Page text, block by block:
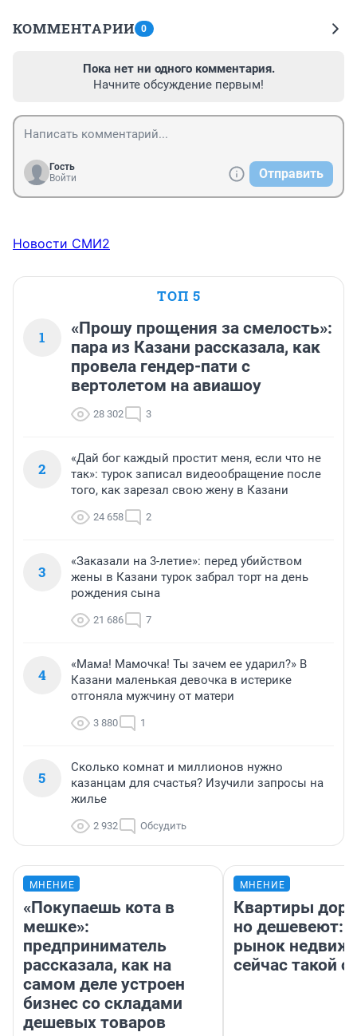
КОММЕНТАРИИ 0
Пока нет ни одного комментария.
Начните обсуждение первым!
Гость
Войти
Отправить
Новости СМИ2
ТОП 5
1
«Прошу прощения за смелость»:
пара из Казани рассказала, как
провела гендер-пати с
вертолетом на авиашоу
28 302 3
2
«Дай бог каждый простит меня, если что не
так»: турок записал видеообращение после
того, как зарезал свою жену в Казани
24 658 2
3
«Заказали на 3-летие»: перед убийством
жены в Казани турок забрал торт на день
рождения сына
21 686 7
4
«Мама! Мамочка! Ты зачем ее ударил?» В
Казани маленькая девочка в истерике
отгоняла мужчину от матери
3 880 1
5
Сколько комнат и миллионов нужно
казанцам для счастья? Изучили запросы на
жилье
2 932 Обсудить
МНЕНИЕ
«Покупаешь кота в
мешке»:
предприниматель
рассказала, как на
самом деле устроен
бизнес со складами
дешевых товаров
МНЕНИЕ
Квартиры
но дешевеют:
рынок
сейчас такой